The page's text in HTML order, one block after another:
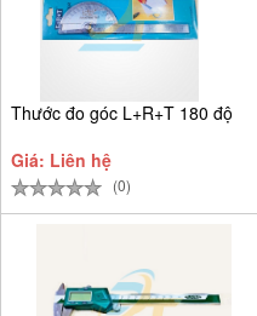
Thước đo góc L+R+T 180 độ
Giá: Liên hệ
(0)